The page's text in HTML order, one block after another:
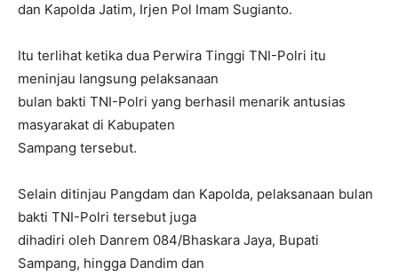
dan Kapolda Jatim, Irjen Pol Imam Sugianto.
Itu terlihat ketika dua Perwira Tinggi TNI-Polri itu
meninjau langsung pelaksanaan
bulan bakti TNI-Polri yang berhasil menarik antusias
masyarakat di Kabupaten
Sampang tersebut.
Selain ditinjau Pangdam dan Kapolda, pelaksanaan bulan
bakti TNI-Polri tersebut juga
dihadiri oleh Danrem 084/Bhaskara Jaya, Bupati
Sampang, hingga Dandim dan